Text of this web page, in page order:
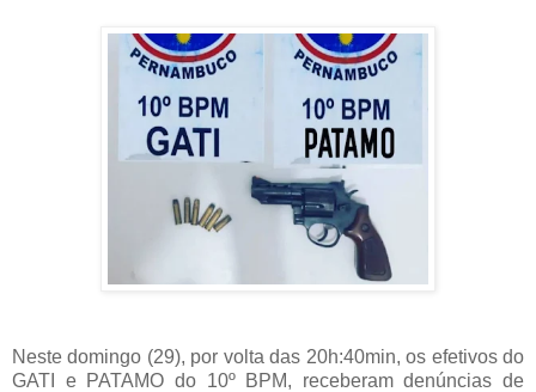
Neste domingo (29), por volta das 20h:40min, os efetivos do
GATI e PATAMO do 10º BPM, receberam denúncias de